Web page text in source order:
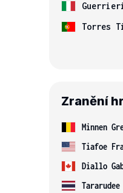
Torres
Zranění
Minnen
Tiafoe
Diallo